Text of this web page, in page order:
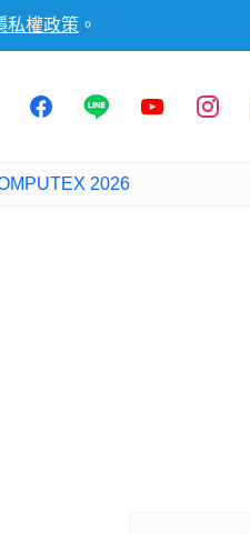
私權政策 。
2026